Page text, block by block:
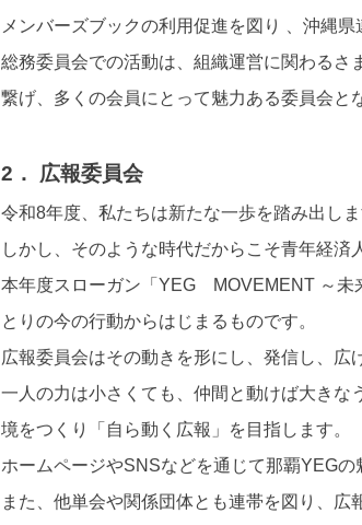
メンバーズブックの利用促進を図り 、沖縄
総務委員会での活動は、組織運営に関わるさ
繋げ、多くの会員にとって魅力ある委員会と
2． 広報委員会
令和8年度、私たちは新たな一歩を踏み出し
しかし、そのような時代だからこそ青年経済
本年度スローガン「YEG MOVEMENT ～未
とりの今の行動からはじまるものです。
広報委員会はその動きを形にし、発信し、広
一人の力は小さくても、仲間と動けば大き
境をつくり「自ら動く広報」を目指します。
ホームページやSNSなどを通じて那覇YEGの
また、他単会や関係団体とも連帯を図り、広